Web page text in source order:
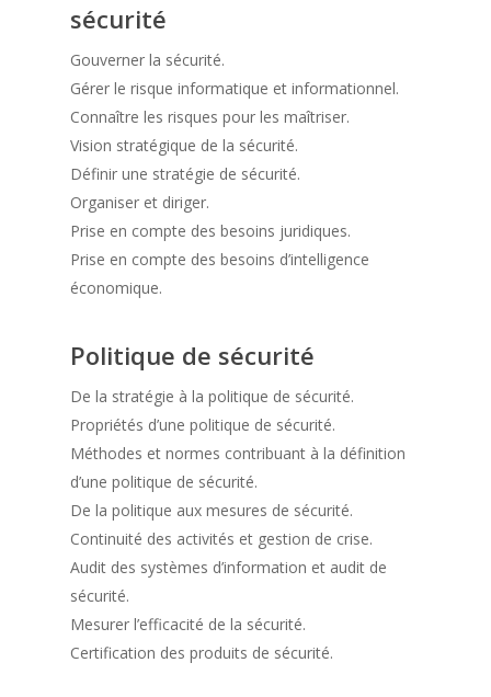
sécurité
Gouverner la sécurité.
Gérer le risque informatique et informationnel.
Connaître les risques pour les maîtriser.
Vision stratégique de la sécurité.
Définir une stratégie de sécurité.
Organiser et diriger.
Prise en compte des besoins juridiques.
Prise en compte des besoins d’intelligence
économique.
Politique de sécurité
De la stratégie à la politique de sécurité.
Propriétés d’une politique de sécurité.
Méthodes et normes contribuant à la définition
d’une politique de sécurité.
De la politique aux mesures de sécurité.
Continuité des activités et gestion de crise.
Audit des systèmes d’information et audit de
sécurité.
Mesurer l’efficacité de la sécurité.
Certification des produits de sécurité.